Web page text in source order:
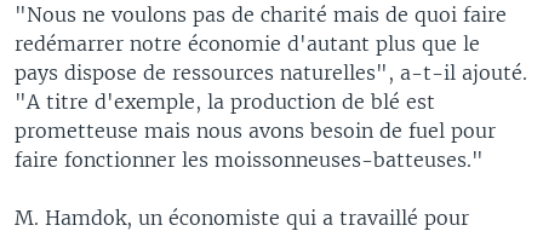
"Nous ne voulons pas de charité mais de quoi faire
redémarrer notre économie d'autant plus que le
pays dispose de ressources naturelles", a-t-il ajouté.
"A titre d'exemple, la production de blé est
prometteuse mais nous avons besoin de fuel pour
faire fonctionner les moissonneuses-batteuses."
M. Hamdok, un économiste qui a travaillé pour